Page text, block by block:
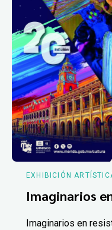
EXHIBICIÓN
Imaginarios
Imaginarios en